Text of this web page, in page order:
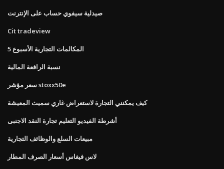
صيدلية سيفوي حساب على الإنترنت
Cit tradeview
المكالمات التجارية الأسبوع 5
نسبة الرافعة المالية
سعر مؤشر stoxx50e
كيف يمكنني التجارة لاستعراض غاري سميث المعيشة
أشرطة الفيديو التعليم تجارة النقد الاجنبى
مبيعات السلع والوظائف التجارية
لاس فيغاس أسعار الصرف المطار